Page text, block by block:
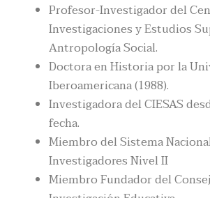
Profesor-Investigador del
Investigaciones y Estudios
Antropología Social.
Doctora en Historia por la
Iberoamericana (1988).
Investigadora del CIESAS
fecha.
Miembro del Sistema
Investigadores Nivel II
Miembro Fundador del